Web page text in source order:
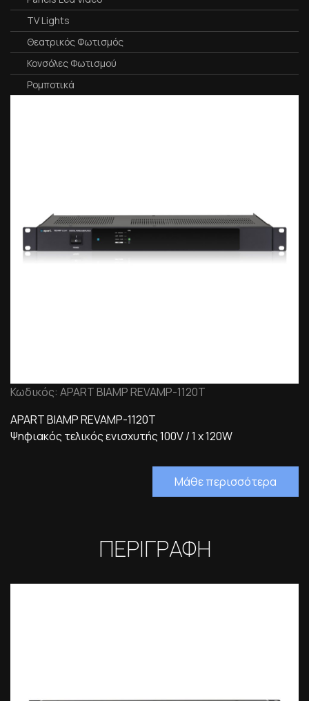
TV Lights
Θεατρικός Φωτισμός
Κονσόλες Φωτισμού
Ρομποτικά
Κωδικός: APART BIAMP REVAMP-1120T
APART BIAMP REVAMP-1120T
Ψηφιακός τελικός ενισχυτής 100V / 1 x 120W
Μάθε περισσότερα
ΠΕΡΙΓΡΑΦΗ